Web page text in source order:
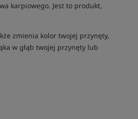
karpiowego. Jest to produkt,
zmienia kolor twojej przynęty,
w głąb twojej przynęty lub